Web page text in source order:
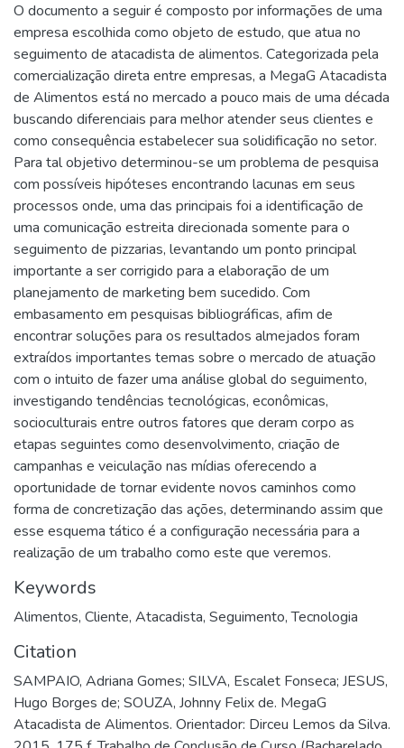
O documento a seguir é composto por informações de uma
empresa escolhida como objeto de estudo, que atua no
seguimento de atacadista de alimentos. Categorizada pela
comercialização direta entre empresas, a MegaG Atacadista
de Alimentos está no mercado a pouco mais de uma década
buscando diferenciais para melhor atender seus clientes e
como consequência estabelecer sua solidificação no setor.
Para tal objetivo determinou-se um problema de pesquisa
com possíveis hipóteses encontrando lacunas em seus
processos onde, uma das principais foi a identificação de
uma comunicação estreita direcionada somente para o
seguimento de pizzarias, levantando um ponto principal
importante a ser corrigido para a elaboração de um
planejamento de marketing bem sucedido. Com
embasamento em pesquisas bibliográficas, afim de
encontrar soluções para os resultados almejados foram
extraídos importantes temas sobre o mercado de atuação
com o intuito de fazer uma análise global do seguimento,
investigando tendências tecnológicas, econômicas,
socioculturais entre outros fatores que deram corpo as
etapas seguintes como desenvolvimento, criação de
campanhas e veiculação nas mídias oferecendo a
oportunidade de tornar evidente novos caminhos como
forma de concretização das ações, determinando assim que
esse esquema tático é a configuração necessária para a
realização de um trabalho como este que veremos.
Keywords
Alimentos, Cliente, Atacadista, Seguimento,Tecnologia
Citation
SAMPAIO, Adriana Gomes; SILVA, Escalet Fonseca; JESUS,
Hugo Borges de; SOUZA, Johnny Felix de. MegaG
Atacadista de Alimentos. Orientador: Dirceu Lemos da Silva.